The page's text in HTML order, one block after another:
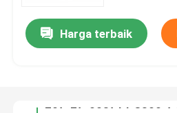
Harga terbaik